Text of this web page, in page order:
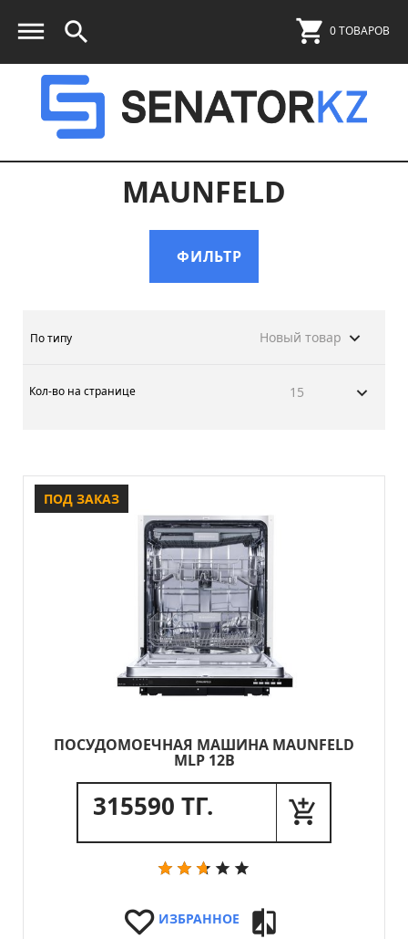
0 ТОВАРОВ
MAUNFELD
ФИЛЬТР
По типу Новый товар
Кол-во на странице 15
ПОСУДОМОЕЧНАЯ МАШИНА MAUNFELD
MLP 12B
315590 ТГ.
ИЗБРАННОЕ
ПОД ЗАКАЗ